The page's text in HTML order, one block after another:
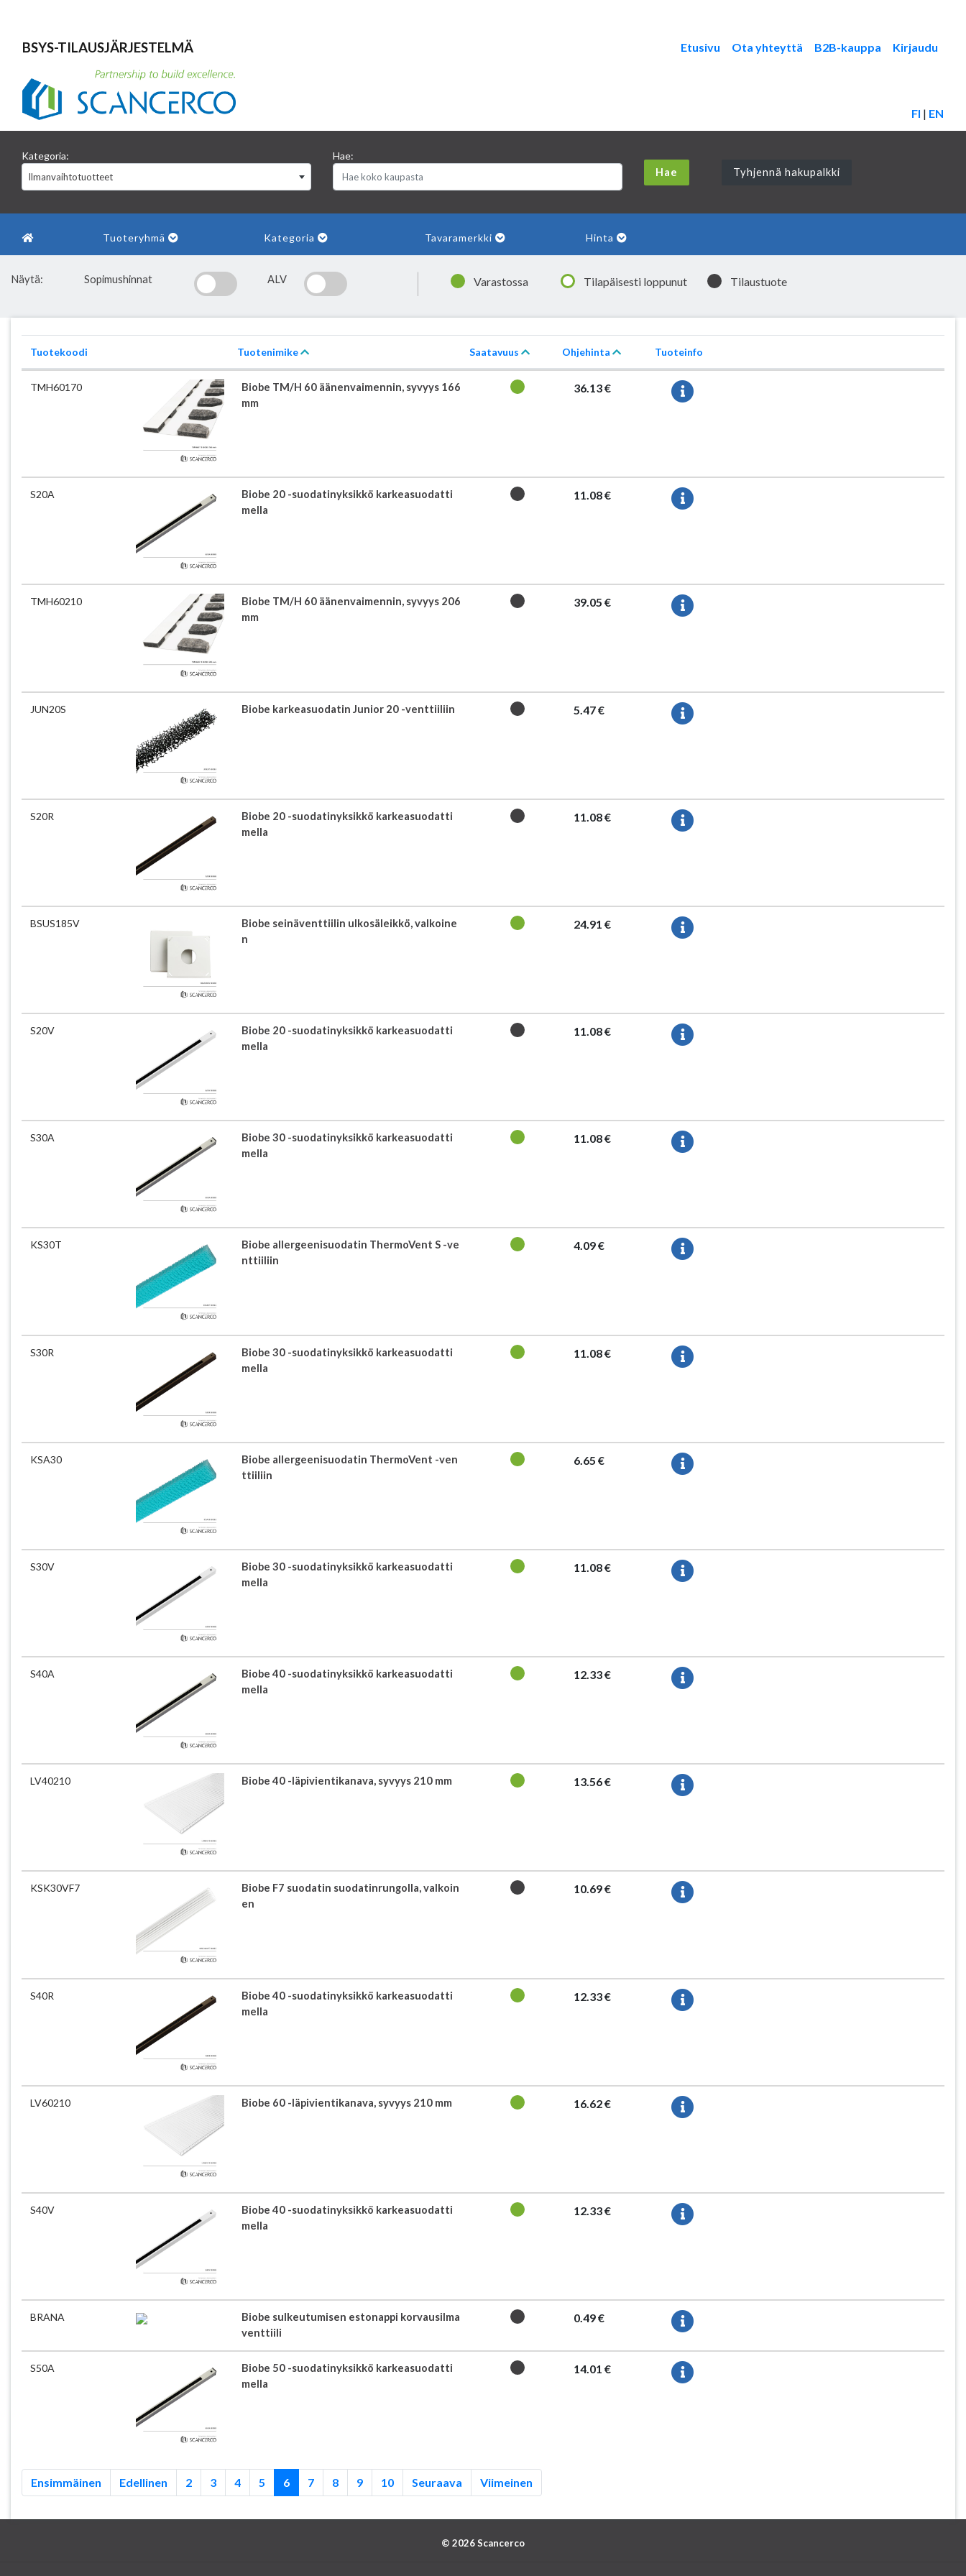
BSYS-TILAUSJÄRJESTELMÄ Etusivu Ota yhteyttä B2B-kauppa Kirjaudu
FI | EN
Kategoria:
Ilmanvaihtotuotteet
Hae:
Tyhjennä hakupalkki
Tuoteryhmä Kategoria Tavaramerkki Hinta
Näytä: Sopimushinnat ALV | Varastossa Tilapäisesti loppunut Tilaustuote
Tuotekoodi Tuotenimike Saatavuus Ohjehinta Tuoteinfo
TMH60170
Biobe TM/H 60 äänenvaimennin, syvyys 166
mm
36.13 €
S20A
Biobe 20 -suodatinyksikkö karkeasuodatti
mella
11.08 €
TMH60210
Biobe TM/H 60 äänenvaimennin, syvyys 206
mm
39.05 €
JUN20S Biobe karkeasuodatin Junior 20 -venttiiliin 5.47 €
S20R
Biobe 20 -suodatinyksikkö karkeasuodatti
mella
11.08 €
BSUS185V
Biobe seinäventtiilin ulkosäleikkö, valkoine
n
24.91 €
S20V
Biobe 20 -suodatinyksikkö karkeasuodatti
mella
11.08 €
S30A
Biobe 30 -suodatinyksikkö karkeasuodatti
mella
11.08 €
KS30T
Biobe allergeenisuodatin ThermoVent S -ve
nttiiliin
4.09 €
S30R
Biobe 30 -suodatinyksikkö karkeasuodatti
mella
11.08 €
KSA30
Biobe allergeenisuodatin ThermoVent -ven
ttiiliin
6.65 €
S30V
Biobe 30 -suodatinyksikkö karkeasuodatti
mella
11.08 €
S40A
Biobe 40 -suodatinyksikkö karkeasuodatti
mella
12.33 €
LV40210 Biobe 40 -läpivientikanava, syvyys 210 mm 13.56 €
KSK30VF7
Biobe F7 suodatin suodatinrungolla, valkoin
en
10.69 €
S40R
Biobe 40 -suodatinyksikkö karkeasuodatti
mella
12.33 €
LV60210 Biobe 60 -läpivientikanava, syvyys 210 mm 16.62 €
S40V
Biobe 40 -suodatinyksikkö karkeasuodatti
mella
12.33 €
BRANA
Biobe sulkeutumisen estonappi korvausilma
venttiili
0.49 €
S50A
Biobe 50 -suodatinyksikkö karkeasuodatti
mella
14.01 €
Ensimmäinen Edellinen 2 3 4 5 6 7 8 9 10 Seuraava Viimeinen
© 2026 Scancerco